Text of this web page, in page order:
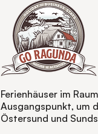
Ferienhäuser im
Ausgangspunkt, um
Östersund und